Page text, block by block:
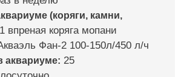
(коряги, камни,
1 впреная коряга мопани
Фан-2 100-150л/450 л/ч
аквариуме: 25